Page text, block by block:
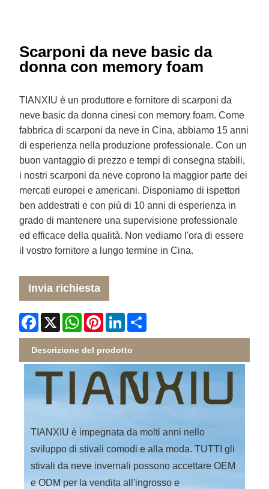
Scarponi da neve basic da
donna con memory foam
TIANXIU è un produttore e fornitore di scarponi da
neve basic da donna cinesi con memory foam. Come
fabbrica di scarponi da neve in Cina, abbiamo 15 anni
di esperienza nella produzione professionale. Con un
buon vantaggio di prezzo e tempi di consegna stabili,
i nostri scarponi da neve coprono la maggior parte dei
mercati europei e americani. Disponiamo di ispettori
ben addestrati e con più di 10 anni di esperienza in
grado di mantenere una supervisione professionale
ed efficace della qualità. Non vediamo l'ora di essere
il vostro fornitore a lungo termine in Cina.
Invia richiesta
Facebook
X WhatsApp
PinterestLinkedIn
Descrizione del prodotto
TIANXIU è impegnata da molti anni nello
sviluppo di stivali comodi e alla moda. TUTTI gli
stivali da neve invernali possono accettare OEM
e ODM per la vendita all'ingrosso e